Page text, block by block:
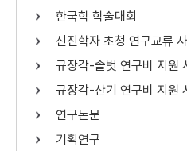
AND
OR
한국학 학술대회
신진학자 초청 연구교류
규장각-솔벗 연구비 지원
규장각-산기 연구비 지원
연구논문
기획연구